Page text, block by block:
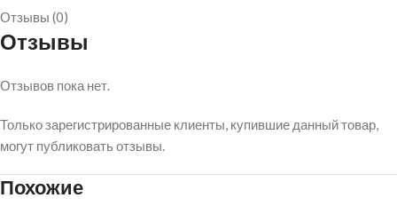
Отзывы (0)
Отзывы
Отзывов пока нет.
Только зарегистрированные клиенты, купившие данный товар,
могут публиковать отзывы.
Похожие